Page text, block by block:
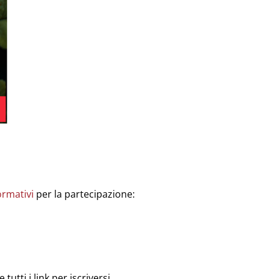
per la partecipazione: